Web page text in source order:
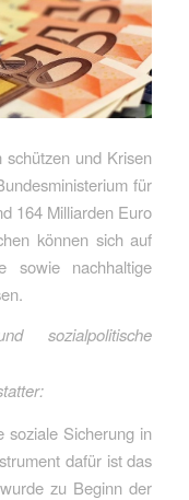
und Krisen
für
164 Milliarden Euro
können sich auf
sowie nachhaltige
sozialpolitische
soziale Sicherung in
dafür ist das
zu Beginn der